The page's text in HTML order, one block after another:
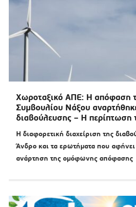
Χωροταξικό ΑΠΕ: Η απόφαση
Συμβουλίου Νάξου
διαβούλευσης – Η περίπτωση
Η διαφορετική διαχείριση της
Άνδρο και τα ερωτήματα που
ανάρτηση της ομόφωνης απόφασης